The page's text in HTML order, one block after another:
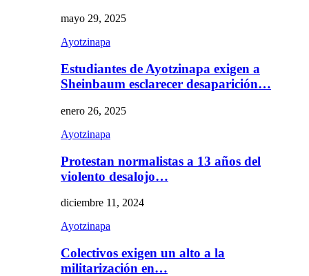
mayo 29, 2025
Ayotzinapa
Estudiantes de Ayotzinapa exigen a
Sheinbaum esclarecer desaparición…
enero 26, 2025
Ayotzinapa
Protestan normalistas a 13 años del
violento desalojo…
diciembre 11, 2024
Ayotzinapa
Colectivos exigen un alto a la
militarización en…